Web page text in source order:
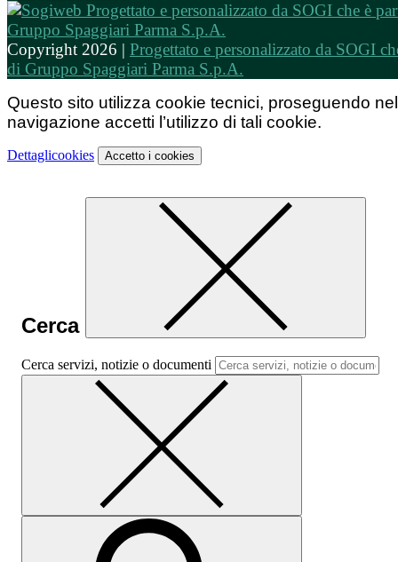
Copyright 2026 | Progettato e personalizzato da SOGI
di Gruppo Spaggiari Parma S.p.A.
Questo sito utilizza cookie tecnici, proseguendo
navigazione accetti l’utilizzo di tali cookie.
Dettaglicookies Accetto i cookies
Cerca
Cerca servizi, notizie o documenti